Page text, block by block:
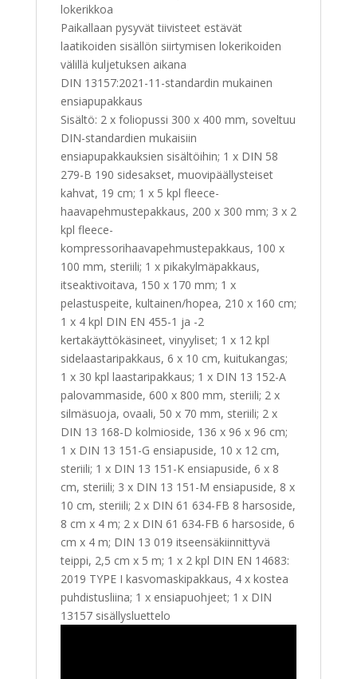
lokerikkoa
Paikallaan pysyvät tiivisteet estävät
laatikoiden sisällön siirtymisen lokerikoiden
välillä kuljetuksen aikana
DIN 13157:2021-11-standardin mukainen
ensiapupakkaus
Sisältö: 2 x foliopussi 300 x 400 mm, soveltuu
DIN-standardien mukaisiin
ensiapupakkauksien sisältöihin; 1 x DIN 58
279-B 190 sidesakset, muovipäällysteiset
kahvat, 19 cm; 1 x 5 kpl fleece-
haavapehmustepakkaus, 200 x 300 mm; 3 x 2
kpl fleece-
kompressorihaavapehmustepakkaus, 100 x
100 mm, steriili; 1 x pikakylmäpakkaus,
itseaktivoitava, 150 x 170 mm; 1 x
pelastuspeite, kultainen/hopea, 210 x 160 cm;
1 x 4 kpl DIN EN 455-1 ja -2
kertakäyttökäsineet, vinyyliset; 1 x 12 kpl
sidelaastaripakkaus, 6 x 10 cm, kuitukangas;
1 x 30 kpl laastaripakkaus; 1 x DIN 13 152-A
palovammaside, 600 x 800 mm, steriili; 2 x
silmäsuoja, ovaali, 50 x 70 mm, steriili; 2 x
DIN 13 168-D kolmioside, 136 x 96 x 96 cm;
1 x DIN 13 151-G ensiapuside, 10 x 12 cm,
steriili; 1 x DIN 13 151-K ensiapuside, 6 x 8
cm, steriili; 3 x DIN 13 151-M ensiapuside, 8 x
10 cm, steriili; 2 x DIN 61 634-FB 8 harsoside,
8 cm x 4 m; 2 x DIN 61 634-FB 6 harsoside, 6
cm x 4 m; DIN 13 019 itseensäkiinnittyvä
teippi, 2,5 cm x 5 m; 1 x 2 kpl DIN EN 14683:
2019 TYPE I kasvomaskipakkaus, 4 x kostea
puhdistusliina; 1 x ensiapuohjeet; 1 x DIN
13157 sisällysluettelo